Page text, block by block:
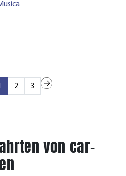
2 3
von car-